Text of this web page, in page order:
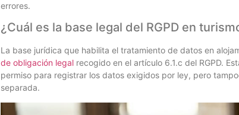
errores.
¿Cuál es la base legal del RGPD en
La base jurídica que habilita el tratamiento de datos en
de obligación legal recogido en el artículo 6.1.c del RGPD.
permiso para registrar los datos exigidos por ley, pero
separada.